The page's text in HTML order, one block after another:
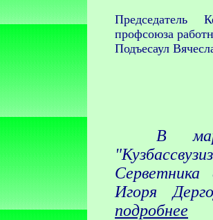
Председатель
профсоюза
Подъесаул
В
Игоря
подробнее